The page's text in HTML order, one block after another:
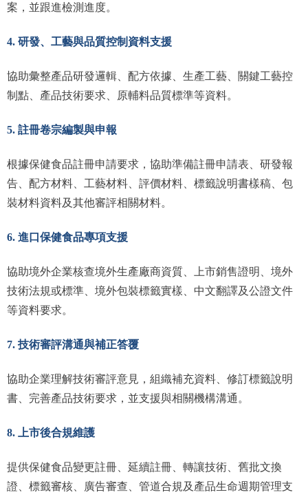
案，並跟進檢測進度。
4. 研發、工藝與品質控制資料支援
協助彙整產品研發邏輯、配方依據、生產工藝、關鍵工藝控
制點、產品技術要求、原輔料品質標準等資料。
5. 註冊卷宗編製與申報
根據保健食品註冊申請要求，協助準備註冊申請表、研發報
告、配方材料、工藝材料、評價材料、標籤說明書樣稿、包
裝材料資料及其他審評相關材料。
6. 進口保健食品專項支援
協助境外企業核查境外生產廠商資質、上市銷售證明、境外
技術法規或標準、境外包裝標籤實樣、中文翻譯及公證文件
等資料要求。
7. 技術審評溝通與補正答覆
協助企業理解技術審評意見，組織補充資料、修訂標籤說明
書、完善產品技術要求，並支援與相關機構溝通。
8. 上市後合規維護
提供保健食品變更註冊、延續註冊、轉讓技術、舊批文換
證、標籤審核、廣告審查、管道合規及產品生命週期管理支